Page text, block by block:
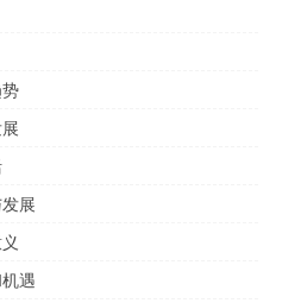
展
遇